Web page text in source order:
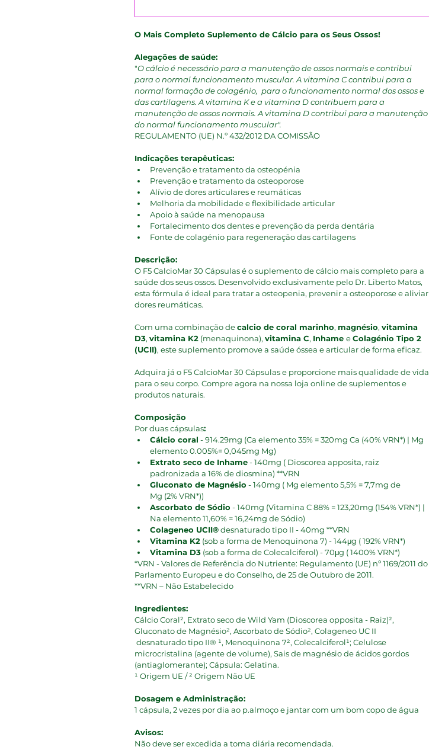
O Mais Completo Suplemento de Cálcio para os Seus Ossos!
Alegações de saúde:
"O cálcio é necessário para a manutenção de ossos normais e contribui
para o normal funcionamento muscular. A vitamina C contribui para a
normal formação de colagénio,  para o funcionamento normal dos ossos e
das cartilagens. A vitamina K e a vitamina D contribuem para a
manutenção de ossos normais. A vitamina D contribui para a manutenção
do normal funcionamento muscular".
REGULAMENTO (UE) N.º 432/2012 DA COMISSÃO
Indicações terapêuticas:
Prevenção e tratamento da osteopénia
Prevenção e tratamento da osteoporose
Alívio de dores articulares e reumáticas
Melhoria da mobilidade e flexibilidade articular
Apoio à saúde na menopausa
Fortalecimento dos dentes e prevenção da perda dentária
Fonte de colagénio para regeneração das cartilagens
Descrição:
O F5 CalcioMar 30 Cápsulas é o suplemento de cálcio mais completo para a
saúde dos seus ossos. Desenvolvido exclusivamente pelo Dr. Liberto Matos,
esta fórmula é ideal para tratar a osteopenia, prevenir a osteoporose e aliviar
dores reumáticas.
Com uma combinação de calcio de coral marinho, magnésio, vitamina
D3, vitamina K2 (menaquinona), vitamina C, Inhame e Colagénio Tipo 2
(UCII), este suplemento promove a saúde óssea e articular de forma eficaz.
Adquira já o F5 CalcioMar 30 Cápsulas e proporcione mais qualidade de vida
para o seu corpo. Compre agora na nossa loja online de suplementos e
produtos naturais.
Composição
Por duas cápsulas:
Cálcio coral - 914.29mg (Ca elemento 35% = 320mg Ca (40% VRN*) | Mg
elemento 0.005%= 0,045mg Mg)
Extrato seco de Inhame - 140mg ( Dioscorea apposita, raiz
padronizada a 16% de diosmina) **VRN
Gluconato de Magnésio - 140mg ( Mg elemento 5,5% = 7,7mg de
Mg (2% VRN*))
Ascorbato de Sódio - 140mg (Vitamina C 88% = 123,20mg (154% VRN*) |
Na elemento 11,60% = 16,24mg de Sódio)
Colageneo UCII® desnaturado tipo II - 40mg **VRN
Vitamina K2 (sob a forma de Menoquinona 7) - 144μg ( 192% VRN*)
Vitamina D3 (sob a forma de Colecalciferol) - 70μg ( 1400% VRN*)
*VRN - Valores de Referência do Nutriente: Regulamento (UE) nº 1169/2011 do
Parlamento Europeu e do Conselho, de 25 de Outubro de 2011.
**VRN – Não Estabelecido
Ingredientes:
Cálcio Coral², Extrato seco de Wild Yam (Dioscorea opposita - Raiz)²,
Gluconato de Magnésio², Ascorbato de Sódio², Colageneo UC II
desnaturado tipo II® ¹, Menoquinona 7², Colecalciferol¹; Celulose
microcristalina (agente de volume), Sais de magnésio de ácidos gordos
(antiaglomerante); Cápsula: Gelatina.
¹ Origem UE / ² Origem Não UE
Dosagem e Administração:
1 cápsula, 2 vezes por dia ao p.almoço e jantar com um bom copo de água
Avisos:
Não deve ser excedida a toma diária recomendada.